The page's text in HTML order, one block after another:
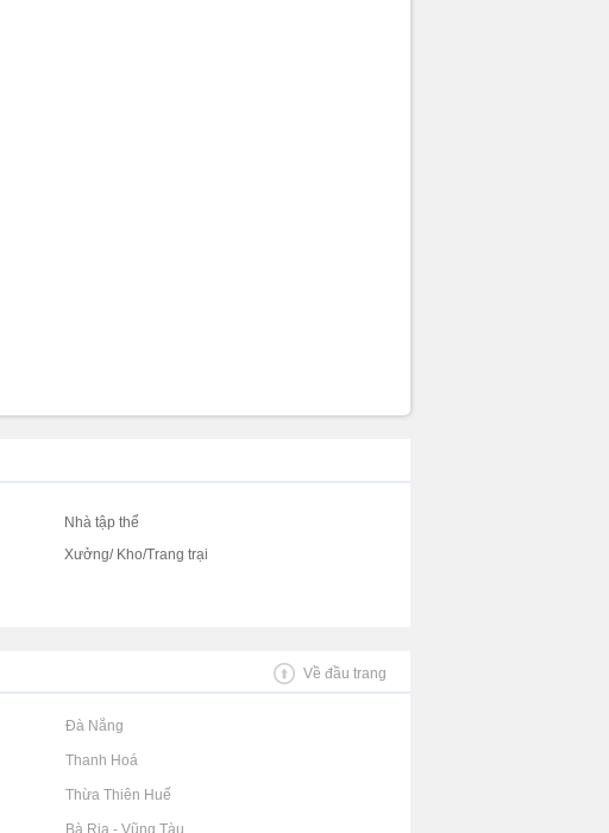
Nhà tập thể
Xưởng/ Kho/Trang trại
Về đầu trang
Rao vặt tại Đà Nẵng
Rao vặt tại Thanh Hoá
Rao vặt tại Thừa Thiên Huế
Rao vặt tại Bà Rịa - Vũng Tàu